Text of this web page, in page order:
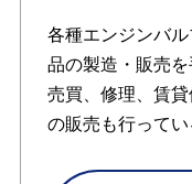
各種エンジンバ
品の製造・販売
売買、修理、賃
の販売も行ってい